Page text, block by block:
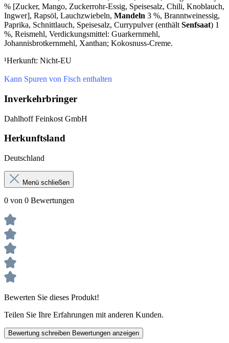
% [Zucker, Mango, Zuckerrohr-Essig, Speisesalz, Chili, Knoblauch,
Ingwer], Rapsöl, Lauchzwiebeln, Mandeln 3 %, Branntweinessig,
Paprika, Schnittlauch, Speisesalz, Currypulver (enthält Senfsaat) 1
%, Reismehl, Verdickungsmittel: Guarkernmehl,
Johannisbrotkernmehl, Xanthan; Kokosnuss-Creme.
¹Herkunft: Nicht-EU
Kann Spuren von Fisch enthalten
Inverkehrbringer
Dahlhoff Feinkost GmbH
Herkunftsland
Deutschland
Menü schließen
0 von 0 Bewertungen
Bewerten Sie dieses Produkt!
Teilen Sie Ihre Erfahrungen mit anderen Kunden.
Bewertung schreiben Bewertungen anzeigen